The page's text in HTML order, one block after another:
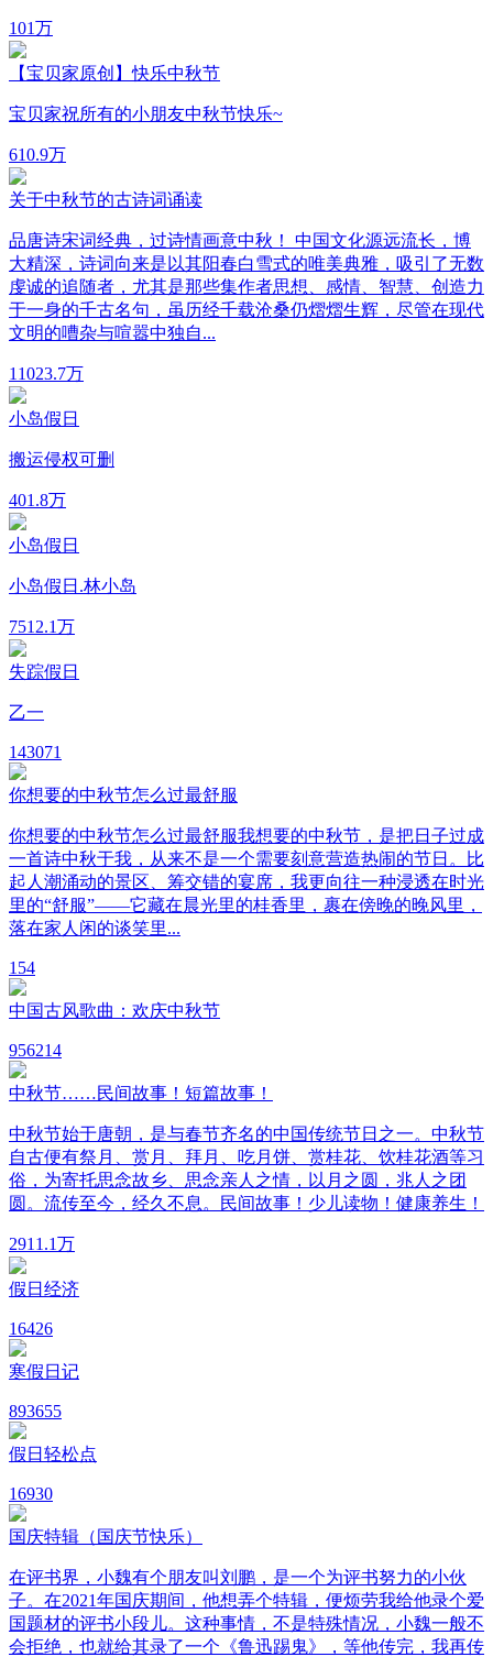
101万
【宝贝家原创】快乐中秋节
宝贝家祝所有的小朋友中秋节快乐~
610.9万
关于中秋节的古诗词诵读
品唐诗宋词经典，过诗情画意中秋！ 中国文化源远流长，博
大精深，诗词向来是以其阳春白雪式的唯美典雅，吸引了无数
虔诚的追随者，尤其是那些集作者思想、感情、智慧、创造力
于一身的千古名句，虽历经千载沧桑仍熠熠生辉，尽管在现代
文明的嘈杂与喧嚣中独自...
11023.7万
小岛假日
搬运侵权可删
401.8万
小岛假日
小岛假日.林小岛
7512.1万
失踪假日
乙一
143071
你想要的中秋节怎么过最舒服
你想要的中秋节怎么过最舒服我想要的中秋节，是把日子过成
一首诗中秋于我，从来不是一个需要刻意营造热闹的节日。比
起人潮涌动的景区、筹交错的宴席，我更向往一种浸透在时光
里的“舒服”——它藏在晨光里的桂香里，裹在傍晚的晚风里，
落在家人闲的谈笑里...
1 54
中国古风歌曲：欢庆中秋节
956214
中秋节……民间故事！短篇故事！
中秋节始于唐朝，是与春节齐名的中国传统节日之一。中秋节
自古便有祭月、赏月、拜月、吃月饼、赏桂花、饮桂花酒等习
俗，为寄托思念故乡、思念亲人之情，以月之圆，兆人之团
圆。流传至今，经久不息。民间故事！少儿读物！健康养生！
291 1.1万
假日经济
16426
寒假日记
893655
假日轻松点
16930
国庆特辑（国庆节快乐）
在评书界，小魏有个朋友叫刘鹏，是一个为评书努力的小伙
子。在2021年国庆期间，他想弄个特辑，便烦劳我给他录个爱
国题材的评书小段儿。这种事情，不是特殊情况，小魏一般不
会拒绝，也就给其录了一个《鲁迅踢鬼》，等他传完，我再传